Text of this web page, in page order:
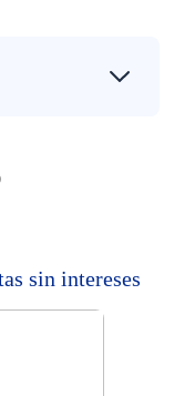
sin intereses